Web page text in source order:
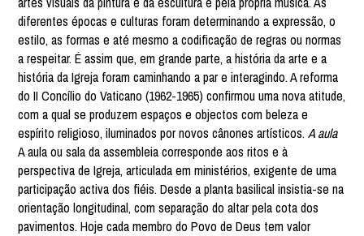
diferentes épocas e culturas foram determinando a expressão, o
estilo, as formas e até mesmo a codificação de regras ou normas
a respeitar. É assim que, em grande parte, a história da arte e a
história da Igreja foram caminhando a par e interagindo. A reforma
do II Concílio do Vaticano (1962-1965) confirmou uma nova atitude,
com a qual se produzem espaços e objectos com beleza e
espírito religioso, iluminados por novos cânones artísticos.A aula
A aula ou sala da assembleia corresponde aos ritos e à
perspectiva de Igreja, articulada em ministérios, exigente de uma
participação activa dos fiéis. Desde a planta basilical insistia-se na
orientação longitudinal, com separação do altar pela cota dos
pavimentos. Hoje cada membro do Povo de Deus tem valor